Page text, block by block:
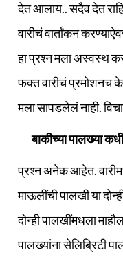
देत आलाय.. सदैव देत
वारीचं वार्तांकन
हा प्रश्न मला अस्वस्थ
फक्त वारीचं प्रमोशनच
मला सापडलेलं नाही.
बाकीच्या पालख्या
प्रश्न अनेक आहेत.
माऊलींची पालखी या
दोन्ही पालखींमधला
पालख्यांना सेलिब्रिटी